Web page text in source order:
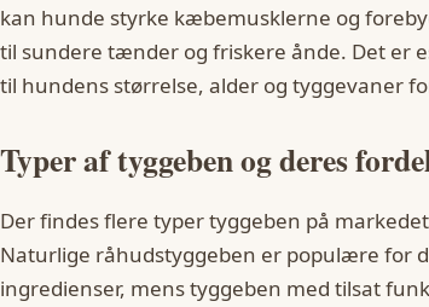
kan hunde styrke kæbemusklerne og
til sundere tænder og friskere ånde. Det er
til hundens størrelse, alder og tyggevaner
Typer af tyggeben og deres
Der findes flere typer tyggeben på
Naturlige råhudstyggeben er populære for
ingredienser, mens tyggeben med tilsat